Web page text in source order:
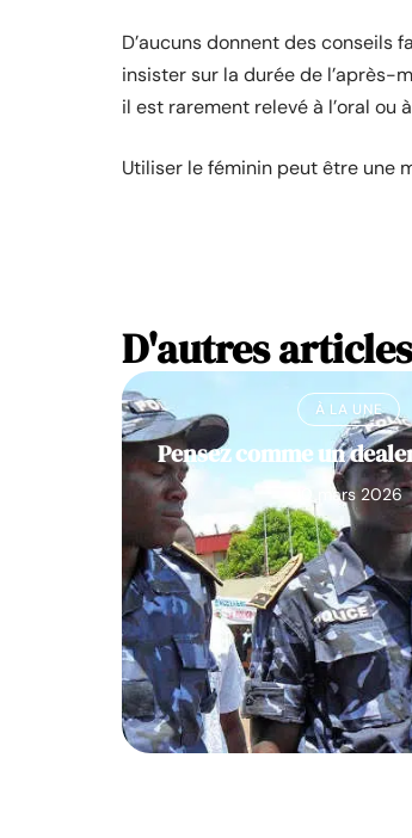
D’aucuns donnent des conseils
insister sur la durée de l’après-
il est rarement relevé à l’oral ou
Utiliser le féminin peut être une
D'autres
À LA UNE
Pensez comme un
10 mars 2026